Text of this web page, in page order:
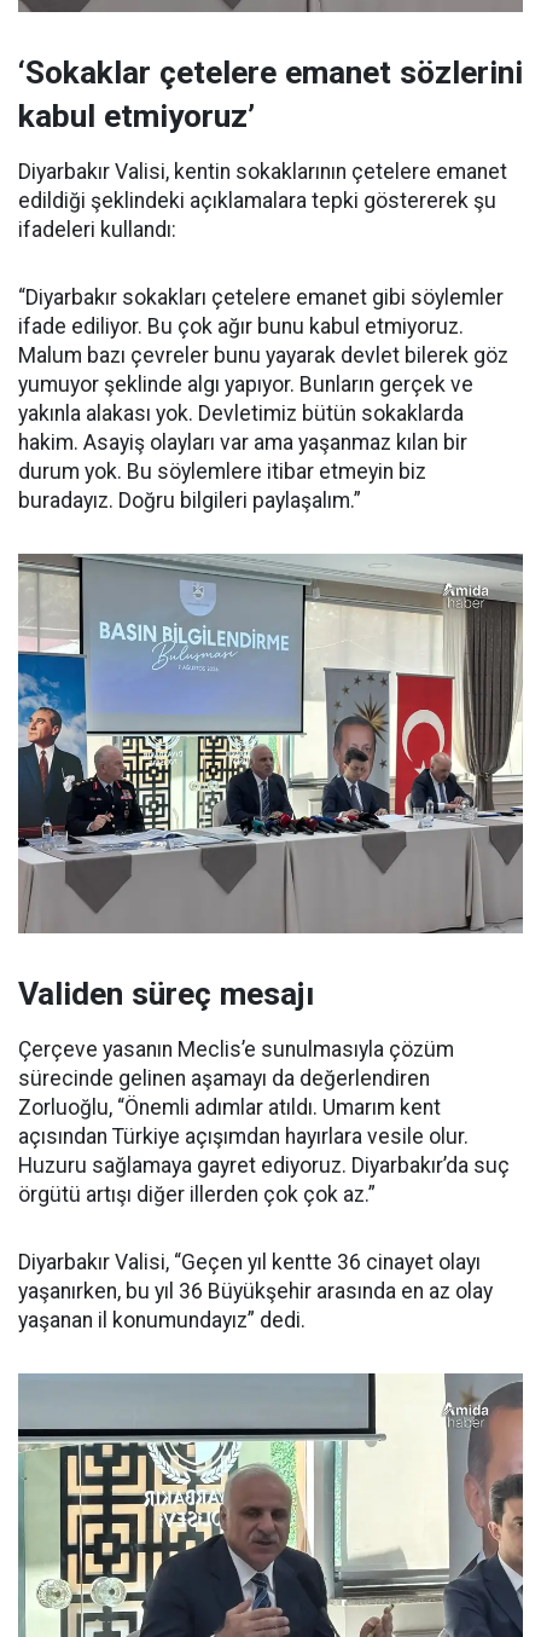
‘Sokaklar çetelere emanet sözlerini
kabul etmiyoruz’
Diyarbakır Valisi, kentin sokaklarının çetelere emanet
edildiği şeklindeki açıklamalara tepki göstererek şu
ifadeleri kullandı:
“Diyarbakır sokakları çetelere emanet gibi söylemler
ifade ediliyor. Bu çok ağır bunu kabul etmiyoruz.
Malum bazı çevreler bunu yayarak devlet bilerek göz
yumuyor şeklinde algı yapıyor. Bunların gerçek ve
yakınla alakası yok. Devletimiz bütün sokaklarda
hakim. Asayiş olayları var ama yaşanmaz kılan bir
durum yok. Bu söylemlere itibar etmeyin biz
buradayız. Doğru bilgileri paylaşalım.”
Validen süreç mesajı
Çerçeve yasanın Meclis’e sunulmasıyla çözüm
sürecinde gelinen aşamayı da değerlendiren
Zorluoğlu, “Önemli adımlar atıldı. Umarım kent
açısından Türkiye açışımdan hayırlara vesile olur.
Huzuru sağlamaya gayret ediyoruz. Diyarbakır’da suç
örgütü artışı diğer illerden çok çok az.”
Diyarbakır Valisi, “Geçen yıl kentte 36 cinayet olayı
yaşanırken, bu yıl 36 Büyükşehir arasında en az olay
yaşanan il konumundayız” dedi.